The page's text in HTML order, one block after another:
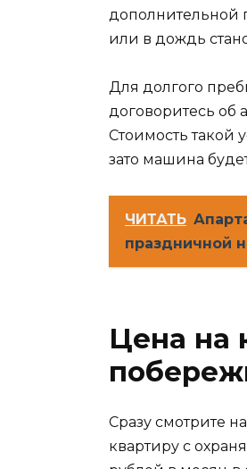
дополнительной
или в дождь
Для долгого
договоритесь об
Стоимость такой
зато машина
ЧИТАТЬ
праздничной
Цена на
Сразу смотрите
квартиру с